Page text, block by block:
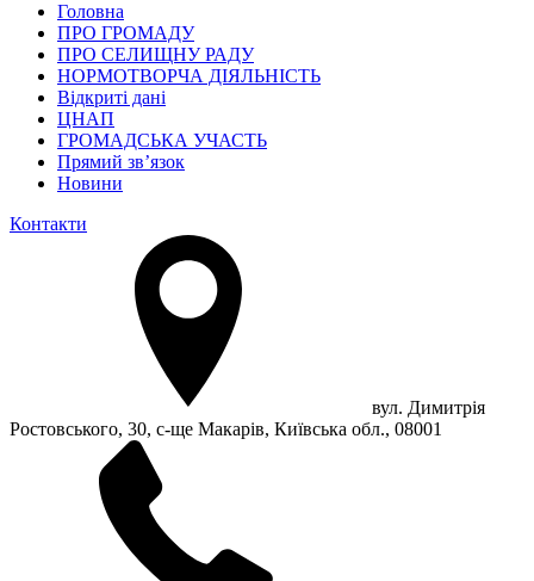
Головна
ПРО ГРОМАДУ
ПРО СЕЛИЩНУ РАДУ
НОРМОТВОРЧА ДІЯЛЬНІСТЬ
Відкриті дані
ЦНАП
ГРОМАДСЬКА УЧАСТЬ
Прямий зв’язок
Новини
Контакти
вул. Димитрія
Ростовського, 30, с-ще Макарів, Київська обл., 08001